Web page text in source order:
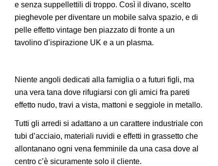
e senza suppellettili di troppo. Così il divano, scelto
pieghevole per diventare un mobile salva spazio, e di
pelle effetto vintage ben piazzato di fronte a un
tavolino d’ispirazione UK e a un plasma.
Niente angoli dedicati alla famiglia o a futuri figli, ma
una vera tana dove rifugiarsi con gli amici fra pareti
effetto nudo, travi a vista, mattoni e seggiole in metallo.
Tutti gli arredi si adattano a un carattere industriale con
tubi d’acciaio, materiali ruvidi e effetti in grassetto che
allontanano ogni vena femminile da una casa dove al
centro c’è sicuramente solo il cliente.